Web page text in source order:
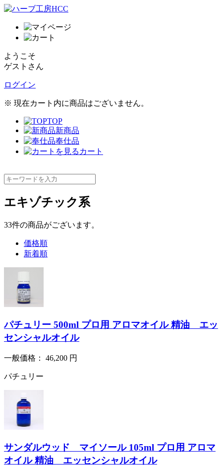
ようこそ
ゲストさん
ログイン
※ 現在カート内に商品はございません。
TOP
新商品
奉仕品
カート
エキゾチック系
33件の商品がございます。
価格順
新着順
パチュリー 500ml プロ用 アロマオイル 精油 エッ
センシャルオイル
一般価格： 46,200 円
パチュリー
サンダルウッド マイソール 105ml プロ用 アロマ
オイル 精油 エッセンシャルオイル